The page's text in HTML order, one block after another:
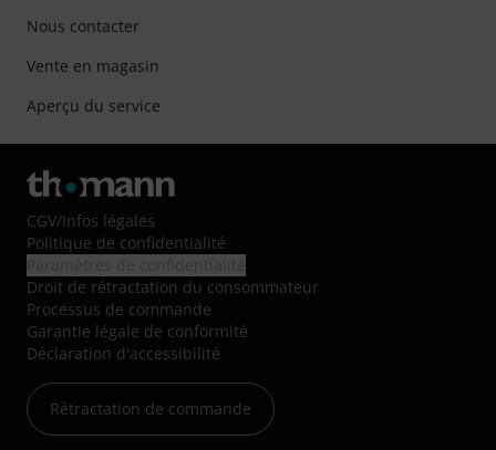
Nous contacter
Vente en magasin
Aperçu du service
CGV/Infos légales
Politique de confidentialité
Droit de rétractation du consommateur
Processus de commande
Garantie légale de conformité
Déclaration d'accessibilité
Rétractation de commande